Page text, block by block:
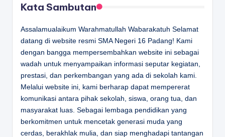
Kata Sambutan
Assalamualaikum Warahmatullah Wabarakatuh Selamat
datang di website resmi SMA Negeri 16 Padang! Kami
dengan bangga mempersembahkan website ini sebagai
wadah untuk menyampaikan informasi seputar kegiatan,
prestasi, dan perkembangan yang ada di sekolah kami.
Melalui website ini, kami berharap dapat mempererat
komunikasi antara pihak sekolah, siswa, orang tua, dan
masyarakat luas. Sebagai lembaga pendidikan yang
berkomitmen untuk mencetak generasi muda yang
cerdas, berakhlak mulia, dan siap menghadapi tantangan